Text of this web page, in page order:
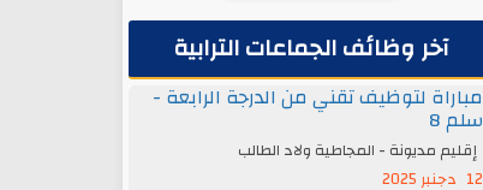
آخر وظائف الجماعات الترابية
مباراة لتوظيف تقني من الدرجة الرابعة -
سلم 8
إقليم مديونة - المجاطية ولاد الطالب
12 دجنبر 2025